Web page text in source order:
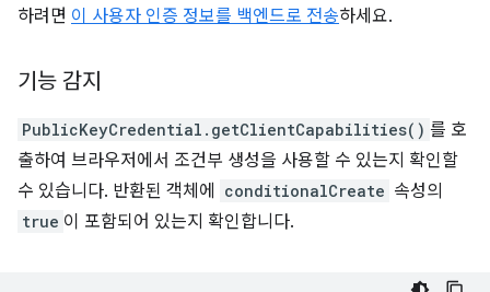
하려면 이 사용자 인증 정보를 백엔드로 전송하세요.
기능 감지
PublicKeyCredential.getClientCapabilities() 를 호
출하여 브라우저에서 조건부 생성을 사용할 수 있는지 확인할
수 있습니다. 반환된 객체에
conditionalCreate 속성의
true 이 포함되어 있는지 확인합니다.